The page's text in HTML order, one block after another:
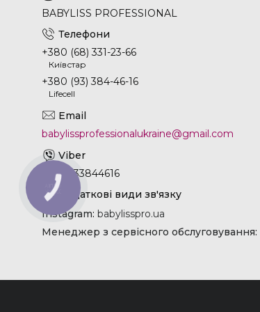
BABYLISS PROFESSIONAL
+380 (68) 331-23-66
Київстар
+380 (93) 384-46-16
Lifecell
babylissprofessionalukraine@gmail.com
+380933844616
Instagram babylisspro.ua
Менеджер з сервісного обслуговування
КНОПКА
ЗВ'ЯЗКУ